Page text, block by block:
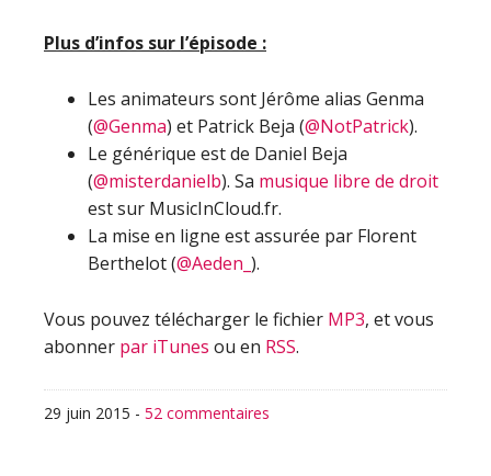
Plus d’infos sur l’épisode :
Les animateurs sont Jérôme alias Genma
(@Genma) et Patrick Beja (@NotPatrick).
Le générique est de Daniel Beja
(@misterdanielb). Sa musique libre de droit
est sur MusicInCloud.fr.
La mise en ligne est assurée par Florent
Berthelot (@Aeden_ ).
Vous pouvez télécharger le fichier MP3, et vous
abonner par iTunes ou en RSS.
29 juin 2015 - 52 commentaires